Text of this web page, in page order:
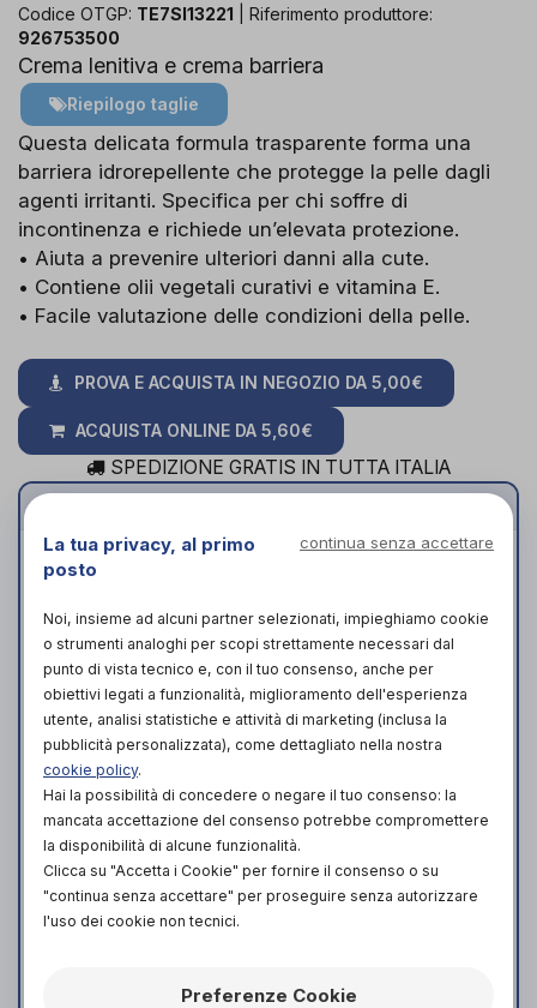
Codice OTGP: TE7SI13221
Riferimento produttore:
926753500
Crema lenitiva e crema barriera
Riepilogo taglie
Questa delicata formula trasparente forma una
barriera idrorepellente che protegge la pelle dagli
agenti irritanti. Specifica per chi soffre di
incontinenza e richiede un’elevata protezione.
• Aiuta a prevenire ulteriori danni alla cute.
• Contiene olii vegetali curativi e vitamina E.
• Facile valutazione delle condizioni della pelle.
PROVA E ACQUISTA IN NEGOZIO DA 5,00€
ACQUISTA ONLINE DA 5,60€
SPEDIZIONE GRATIS IN TUTTA ITALIA
Caratteristiche
• Aiuta a prevenire ulteriori danni alla cute.
mostrano i primi segni di arrossamento o
irritazione, principalmente nella zona
perineale.
• Contiene olii vegetali curativi e vitamina
E. Questa formula delicata vanta una
lunga storia di uso e contiene olii vegetali
curativi e vitamina E.
• Facile valutazione delle condizioni della
pelle. Formula trasparente che consente di
visualizzare la cute dopo l'applicazione
per verificarne le condizioni.
La tua privacy, al primo
posto
continua senza accettare
Noi, insieme ad alcuni partner selezionati, impieghiamo cookie
o strumenti analoghi per scopi strettamente necessari dal
punto di vista tecnico e, con il tuo consenso, anche per
obiettivi legati a funzionalità, miglioramento dell'esperienza
utente, analisi statistiche e attività di marketing (inclusa la
pubblicità personalizzata), come dettagliato nella nostra
cookie policy.
Hai la possibilità di concedere o negare il tuo consenso: la
mancata accettazione del consenso potrebbe compromettere
la disponibilità di alcune funzionalità.
Clicca su "Accetta i Cookie" per fornire il consenso o su
"continua senza accettare" per proseguire senza autorizzare
l'uso dei cookie non tecnici.
Preferenze Cookie